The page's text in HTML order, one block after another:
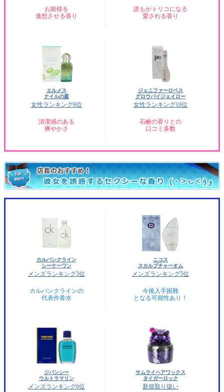
お姫様を
連想させる香り
誰もがトリコになる
愛される香り
エルメス
ナイルの庭
女性ランキング6位
清潔感のある
爽やかさ
ジェニファーロペス
グロウバイジェイロー
女性ランキング10位
石鹸の香りとの
口コミ多数
カルバンクライン
シーケーワン
メンズランキング3位
カルバンクラインの
代表作香水
ニコス
スカルプチャーオム
メンズランキング5位
今後入手困難
となる可能性あり！
ジバンシー
ウルトラマリン
メンズランキング6位
サムライヘアワックス
タイガーロック
新規取り扱い